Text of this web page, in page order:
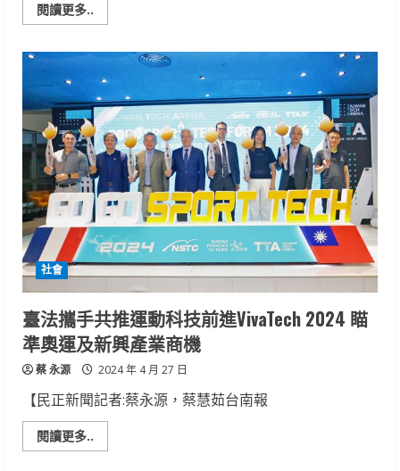
閱讀更多..
more
生
態
保
育
學
會
頒
獎
表
揚
2
位
尋
獲
市
長
內
野
放
傷
癒
黑
琵
友
社會
臺法攜手共推運動科技前進VivaTech 2024 瞄
準奧運及新興產業商機
蔡 永源 2024 年 4 月 27 日
【民正新聞記者:蔡永源，蔡慧茹台南報
閱讀更多..
more